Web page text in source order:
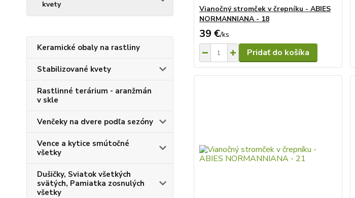
kvety
Keramické obaly na rastliny
Stabilizované kvety
Rastlinné terárium - aranžmán
v skle
Venčeky na dvere podľa sezóny
Vence a kytice smútočné
všetky
Dušičky, Sviatok všetkých
svätých, Pamiatka zosnulých
všetky
Vianočný stromček v črepníku - ABIES
NORMANNIANA - 18
39 €/ks
Pridať do košíka